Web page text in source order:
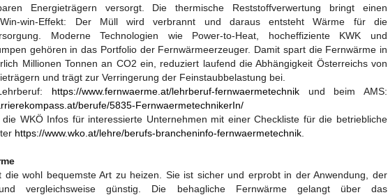
Energieträgern versorgt. Die thermische Reststoffverwertung bringt einen
Win-win-Effekt: Der Müll wird verbrannt und daraus entsteht Wärme für die
Moderne Technologien wie Power-to-Heat, hocheffiziente KWK und
gehören in das Portfolio der Fernwärmeerzeuger. Damit spart die Fernwärme in
Millionen Tonnen an CO2 ein, reduziert laufend die Abhängigkeit Österreichs von
und trägt zur Verringerung der Feinstaubbelastung bei.
https://www.fernwaerme.at/lehrberuf-fernwaermetechnikund beim AMS:
berufe/5835-FernwaermetechnikerIn/
WKÖ Infos für interessierte Unternehmen mit einer Checkliste für die betriebliche
https://www.wko.at/lehre/berufs-brancheninfo-fernwaermetechnik
die wohl bequemste Art zu heizen. Sie ist sicher und erprobt in der Anwendung, der
vergleichsweise günstig. Die behagliche Fernwärme gelangt über das